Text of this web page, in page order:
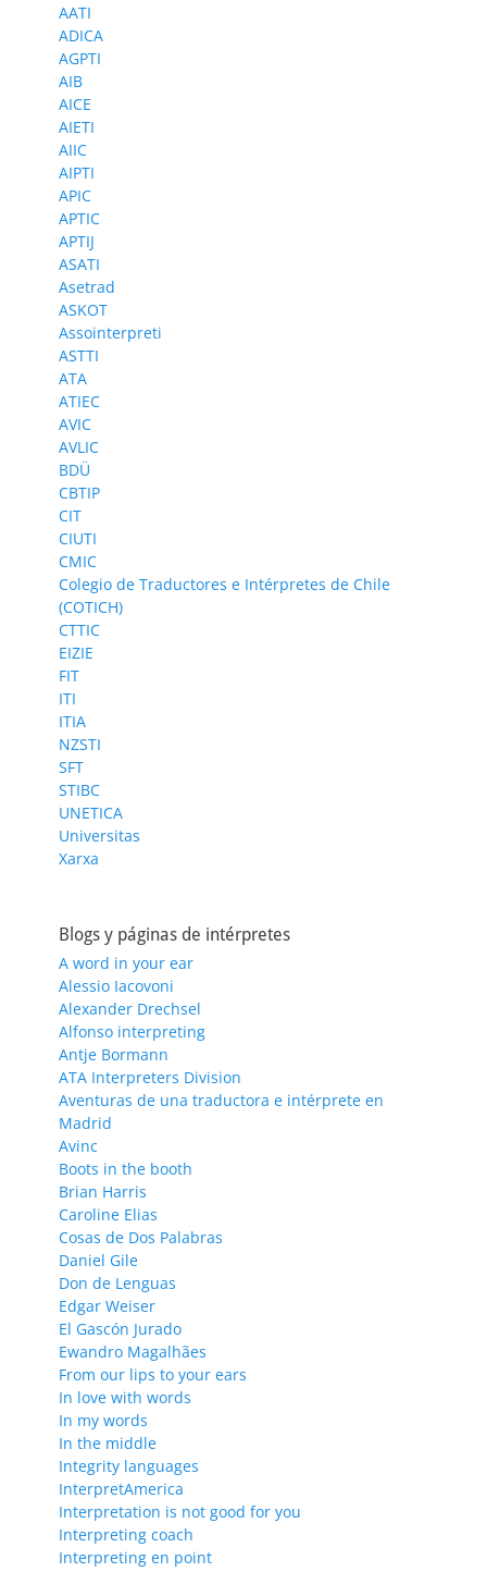
AATI
ADICA
AGPTI
AIB
AICE
AIETI
AIIC
AIPTI
APIC
APTIC
APTIJ
ASATI
Asetrad
ASKOT
Assointerpreti
ASTTI
ATA
ATIEC
AVIC
AVLIC
BDÜ
CBTIP
CIT
CIUTI
CMIC
Colegio de Traductores e Intérpretes de Chile
(COTICH)
CTTIC
EIZIE
FIT
ITI
ITIA
NZSTI
SFT
STIBC
UNETICA
Universitas
Xarxa
Blogs y páginas de intérpretes
A word in your ear
Alessio Iacovoni
Alexander Drechsel
Alfonso interpreting
Antje Bormann
ATA Interpreters Division
Aventuras de una traductora e intérprete en
Madrid
Avinc
Boots in the booth
Brian Harris
Caroline Elias
Cosas de Dos Palabras
Daniel Gile
Don de Lenguas
Edgar Weiser
El Gascón Jurado
Ewandro Magalhães
From our lips to your ears
In love with words
In my words
In the middle
Integrity languages
InterpretAmerica
Interpretation is not good for you
Interpreting coach
Interpreting en point